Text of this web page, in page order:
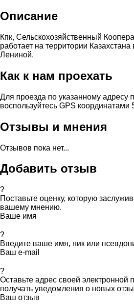
Описание
Кпк, Сельскохозяйственный
работает на территории Казахстана
Лениной.
Как к нам проехать
Для проезда по указанному адресу
воспользуйтесь GPS
Отзывы и мнения
Отзывов пока нет...
Добавить отзыв
?
Поставьте оценку, которую
вашему мнению.
Ваше имя
?
Введите ваше имя, ник или
Ваш e-mail
?
Оставьте адрес своей электронной
получать уведомления о новых
Ваш отзыв